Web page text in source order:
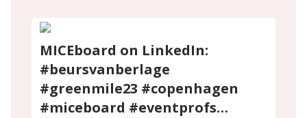
MICEboard on LinkedIn:
#beursvanberlage
#greenmile23 #copenhagen
#miceboard #eventprofs…